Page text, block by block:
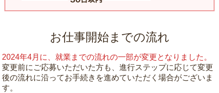
お仕事開始までの流れ
2024年4月に、就業までの流れの一部が変更となりました。
変更前にご応募いただいた方も、進行ステップに応じて変更
後の流れに沿ってお手続きを進めていただく場合がございま
す。